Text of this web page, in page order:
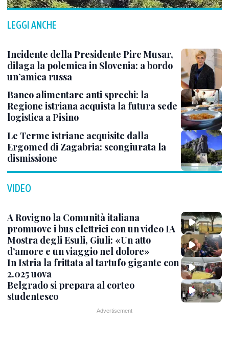
LEGGI ANCHE
Incidente della Presidente Pirc Musar,
dilaga la polemica in Slovenia: a bordo
un’amica russa
Banco alimentare anti sprechi: la
Regione istriana acquista la futura sede
logistica a Pisino
Le Terme istriane acquisite dalla
Ergomed di Zagabria: scongiurata la
dismissione
VIDEO
A Rovigno la Comunità italiana
promuove i bus elettrici con un video IA
Mostra degli Esuli, Giuli: «Un atto
d’amore e un viaggio nel dolore»
In Istria la frittata al tartufo gigante con
2.025 uova
Belgrado si prepara al corteo
studentesco